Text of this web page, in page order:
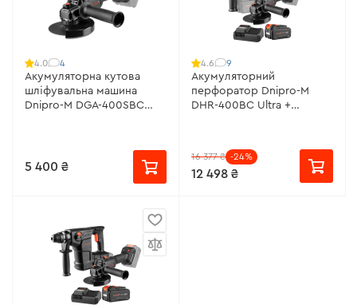
4.0 4
Акумуляторна кутова
шліфувальна машина
Dnipro-M DGA-400SBC
5 400 ₴
4.6 9
Акумуляторний
перфоратор Dnipro-M
DHR-400BC Ultra +
400SBC + Акумуляторна
батарея BP-420 +
Зарядний пристрій FC-42
16 377 ₴ -24%
12 498 ₴